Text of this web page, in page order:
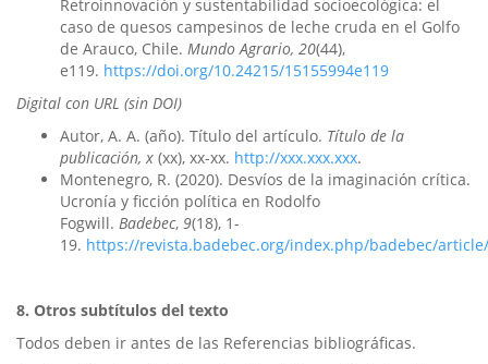
Retroinnovación y sustentabilidad socioecológica: el
caso de quesos campesinos de leche cruda en el Golfo
de Arauco, Chile. Mundo Agrario, 20(44),
e119. https://doi.org/10.24215/15155994e119
Digital con URL (sin DOI)
Autor, A. A. (año). Título del artículo. Título de la
publicación, x (xx), xx-xx. http://xxx.xxx.xxx.
Montenegro, R. (2020). Desvíos de la imaginación crítica.
Ucronía y ficción política en Rodolfo
Fogwill. Badebec, 9(18), 1-
19. https://revista.badebec.org/index.php/badebec/
8. Otros subtítulos del texto
Todos deben ir antes de las Referencias bibliográficas.